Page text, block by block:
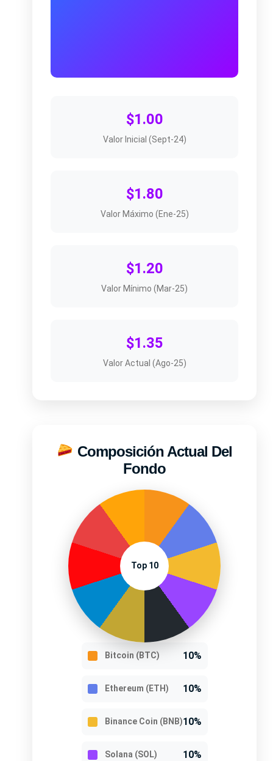
$1.00
Valor Inicial (Sept-24)
$1.80
Valor Máximo (Ene-25)
$1.20
Valor Mínimo (Mar-25)
$1.35
Valor Actual (Ago-25)
Composición Actual Del
Fondo
Top 10
Bitcoin (BTC) 10%
Ethereum (ETH) 10%
Binance Coin (BNB)10%
Solana (SOL) 10%